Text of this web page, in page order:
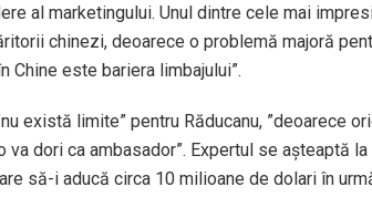
al marketingului. Unul dintre cele mai
chinezi, deoarece o problemă majoră
Chine este bariera limbajului”.
există limite” pentru Răducanu, ”deoarece
va dori ca ambasador”. Expertul se aşteaptă
să-i aducă circa 10 milioane de dolari în